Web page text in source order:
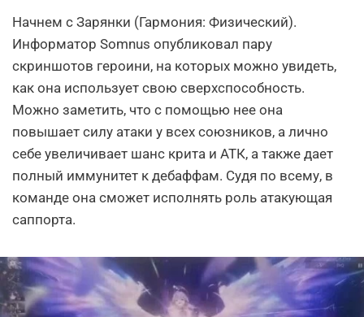
Начнем с Зарянки (Гармония: Физический).
Информатор Somnus опубликовал пару
скриншотов героини, на которых можно увидеть,
как она использует свою сверхспособность.
Можно заметить, что с помощью нее она
повышает силу атаки у всех союзников, а лично
себе увеличивает шанс крита и АТК, а также дает
полный иммунитет к дебаффам. Судя по всему, в
команде она сможет исполнять роль атакующая
саппорта.